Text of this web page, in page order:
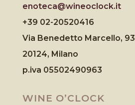
enoteca@wineoclock.it
+39 02-20520416
Via Benedetto Marcello, 93
20124, Milano
p.iva 05502490963
WINE O’CLOCK